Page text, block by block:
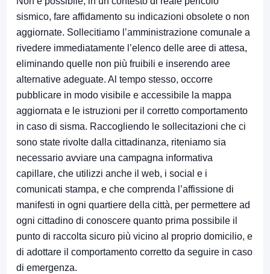
sismico, fare affidamento su indicazioni obsolete o non
aggiornate. Sollecitiamo l’amministrazione comunale a
rivedere immediatamente l’elenco delle aree di attesa,
eliminando quelle non più fruibili e inserendo aree
alternative adeguate. Al tempo stesso, occorre
pubblicare in modo visibile e accessibile la mappa
aggiornata e le istruzioni per il corretto comportamento
in caso di sisma. Raccogliendo le sollecitazioni che ci
sono state rivolte dalla cittadinanza, riteniamo sia
necessario avviare una campagna informativa
capillare, che utilizzi anche il web, i social e i
comunicati stampa, e che comprenda l’affissione di
manifesti in ogni quartiere della città, per permettere ad
ogni cittadino di conoscere quanto prima possibile il
punto di raccolta sicuro più vicino al proprio domicilio, e
di adottare il comportamento corretto da seguire in caso
di emergenza.